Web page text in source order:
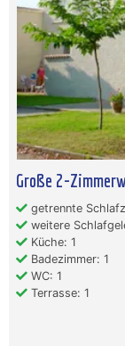
Große 2-
getrennte
weitere
Küche: 1
Badezimmer: 1
WC: 1
Terrasse: 1